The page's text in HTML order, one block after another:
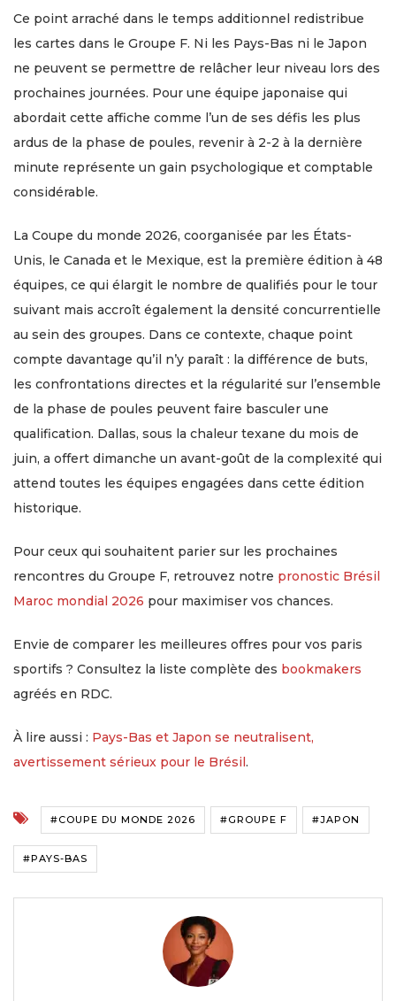
Ce point arraché dans le temps additionnel redistribue
les cartes dans le Groupe F. Ni les Pays-Bas ni le Japon
ne peuvent se permettre de relâcher leur niveau lors des
prochaines journées. Pour une équipe japonaise qui
abordait cette affiche comme l’un de ses défis les plus
ardus de la phase de poules, revenir à 2-2 à la dernière
minute représente un gain psychologique et comptable
considérable.
La Coupe du monde 2026, coorganisée par les États-
Unis, le Canada et le Mexique, est la première édition à 48
équipes, ce qui élargit le nombre de qualifiés pour le tour
suivant mais accroît également la densité concurrentielle
au sein des groupes. Dans ce contexte, chaque point
compte davantage qu’il n’y paraît : la différence de buts,
les confrontations directes et la régularité sur l’ensemble
de la phase de poules peuvent faire basculer une
qualification. Dallas, sous la chaleur texane du mois de
juin, a offert dimanche un avant-goût de la complexité qui
attend toutes les équipes engagées dans cette édition
historique.
Pour ceux qui souhaitent parier sur les prochaines
rencontres du Groupe F, retrouvez notre pronostic Brésil
Maroc mondial 2026 pour maximiser vos chances.
Envie de comparer les meilleures offres pour vos paris
sportifs ? Consultez la liste complète des bookmakers
agréés en RDC.
À lire aussi : Pays-Bas et Japon se neutralisent,
avertissement sérieux pour le Brésil.
#COUPE DU MONDE 2026 #GROUPE F #JAPON
#PAYS-BAS